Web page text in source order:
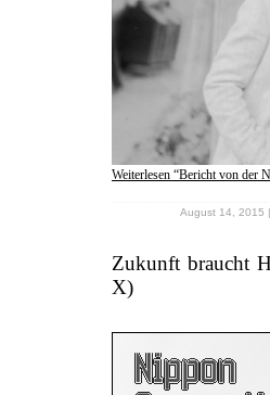
Weiterlesen “Bericht von der
August 14, 2015
Zukunft braucht
X)